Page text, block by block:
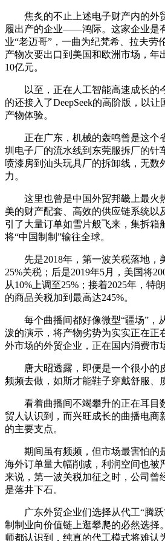
焦炙的不止上述电子财产内的外
履出产的企业——鸿际。这家企业是
业“老迈哥”，一曲为纪梵希、拉夫劳
产物次要出口到美国和欧洲市场，年
10亿元。
以至，正在人工智能高速成长的
的还接入了DeepSeek的高阶版，以
产物体验。
正在广东，机械的轰鸣曾是这个
圳电子厂的流水线到东莞服拆厂的针
喷漆房到汕头玩具厂的拆卸线，无数
力。
这里也曾是中国外贸邦畿上最火
美的财产配套、高效的供应链系统以
引了大量订单如雪片般飞来，集拆箱
将“中国制制”输往全球。
先是2018年，第一波关税落地，
25%关税；后是2019年5月，美国将
从10%上调至25%；接着2025年，特
的商品关税加到最高达245%。
每个曲播间都好像微型“疆场”，
泼的演示，将产物劣势为实实正在正
外市场的外贸企业，正在国内消费市
唐大昭透露，即便是一个很小的
频频去做，如斯才能鞋子穿戴舒服、
看着曲播间不竭攀升的正在耳目
贸人认识到，而兴旺成长的曲播电商
的主要支点。
期间虽有频频，但市场最害怕的
海外订单量大幅削减，利润空间也被
来说，第一波关税加征之时，公司曾
是落井下石。
广东外贸企业们选择从代工“腾跃
制制业向价值链上逛攀爬的必然选择
师都认识到，纯真的代工模式将难认